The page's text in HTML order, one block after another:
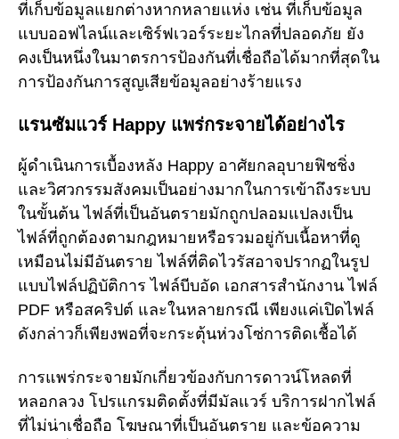
ที่เก็บข้อมูลแยกต่างหากหลายแห่ง เช่น ที่เก็บข้อมูล
แบบออฟไลน์และเซิร์ฟเวอร์ระยะไกลที่ปลอดภัย ยัง
คงเป็นหนึ่งในมาตรการป้องกันที่เชื่อถือได้มากที่สุดใน
การป้องกันการสูญเสียข้อมูลอย่างร้ายแรง
แรนซัมแวร์ Happy แพร่กระจายได้อย่างไร
ผู้ดำเนินการเบื้องหลัง Happy อาศัยกลอุบายฟิชชิ่ง
และวิศวกรรมสังคมเป็นอย่างมากในการเข้าถึงระบบ
ในขั้นต้น ไฟล์ที่เป็นอันตรายมักถูกปลอมแปลงเป็น
ไฟล์ที่ถูกต้องตามกฎหมายหรือรวมอยู่กับเนื้อหาที่ดู
เหมือนไม่มีอันตราย ไฟล์ที่ติดไวรัสอาจปรากฏในรูป
แบบไฟล์ปฏิบัติการ ไฟล์บีบอัด เอกสารสำนักงาน ไฟล์
PDF หรือสคริปต์ และในหลายกรณี เพียงแค่เปิดไฟล์
ดังกล่าวก็เพียงพอที่จะกระตุ้นห่วงโซ่การติดเชื้อได้
การแพร่กระจายมักเกี่ยวข้องกับการดาวน์โหลดที่
หลอกลวง โปรแกรมติดตั้งที่มีมัลแวร์ บริการฝากไฟล์
ที่ไม่น่าเชื่อถือ โฆษณาที่เป็นอันตราย และข้อความ